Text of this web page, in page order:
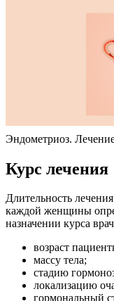
Эндометриоз.
Курс лечения
Длительность
каждой женщины
назначении курса
возраст
массу тела;
стадию
локализацию
гормональный